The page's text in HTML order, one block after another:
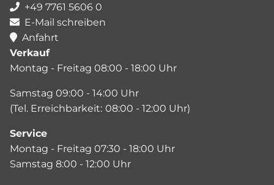
+49 7761 5606 0
E-Mail schreiben
Anfahrt
Verkauf
Montag - Freitag 08:00 - 18:00 Uhr
Samstag 09:00 - 14:00 Uhr
(Tel. Erreichbarkeit: 08:00 - 12:00 Uhr)
Service
Montag - Freitag 07:30 - 18:00 Uhr
Samstag 8:00 - 12:00 Uhr